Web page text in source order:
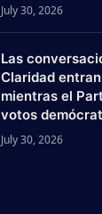
July 30, 2026
Las
Claridad
mientras el
votos
July 30, 2026